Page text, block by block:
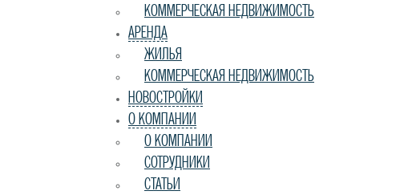
КОММЕРЧЕСКАЯ НЕДВИЖИМОСТЬ
АРЕНДА
ЖИЛЬЯ
КОММЕРЧЕСКАЯ НЕДВИЖИМОСТЬ
НОВОСТРОЙКИ
О КОМПАНИИ
О КОМПАНИИ
СОТРУДНИКИ
СТАТЬИ